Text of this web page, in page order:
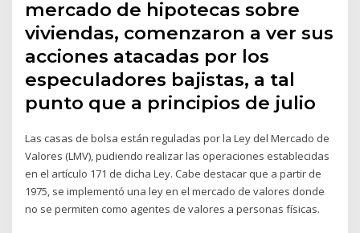
mercado de hipotecas sobre
viviendas, comenzaron a ver sus
acciones atacadas por los
especuladores bajistas, a tal
punto que a principios de julio
Las casas de bolsa están reguladas por la Ley del Mercado de
Valores (LMV), pudiendo realizar las operaciones establecidas
en el artículo 171 de dicha Ley. Cabe destacar que a partir de
1975, se implementó una ley en el mercado de valores donde
no se permiten como agentes de valores a personas físicas.